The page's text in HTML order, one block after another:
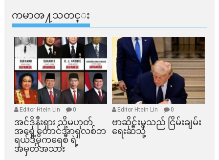
ကမာၻ႔သတင္း
Editor Htein Lin 0
အင်ဒိုနီးရှား သို့မဟုတ်
အရှေ့တောင်အာရှလစ်ဘ
ရယ်ဒီမိုကရေစီ ရဲ့
အမှတ်အသား
Editor Htein Lin 0
ဗာဆိုင်းမှသည် ငြိမ်းချမ်း
ရေးဆီသို့